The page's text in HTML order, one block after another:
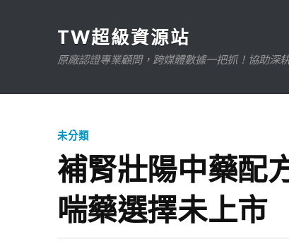
TW超級資源站
原廠認證專業顧問，跨媒體數據一把抓！協助深
未分類
補腎壯陽中藥配
喘藥選擇未上市